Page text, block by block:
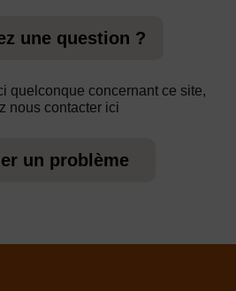
une question ?
quelconque concernant ce site,
nous contacter ici
un problème